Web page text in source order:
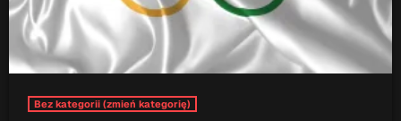
Bez kategorii (zmień kategorię)